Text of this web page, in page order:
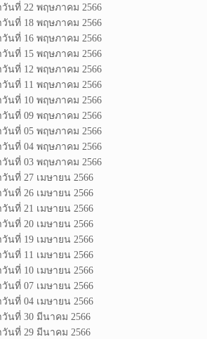
นที่ 22 พฤษภาคม 2566
นที่ 18 พฤษภาคม 2566
นที่ 16 พฤษภาคม 2566
นที่ 15 พฤษภาคม 2566
นที่ 12 พฤษภาคม 2566
นที่ 11 พฤษภาคม 2566
นที่ 10 พฤษภาคม 2566
นที่ 09 พฤษภาคม 2566
นที่ 05 พฤษภาคม 2566
นที่ 04 พฤษภาคม 2566
นที่ 03 พฤษภาคม 2566
นที่ 27 เมษายน 2566
นที่ 26 เมษายน 2566
นที่ 21 เมษายน 2566
นที่ 20 เมษายน 2566
นที่ 19 เมษายน 2566
นที่ 11 เมษายน 2566
นที่ 10 เมษายน 2566
นที่ 07 เมษายน 2566
นที่ 04 เมษายน 2566
นที่ 30 มีนาคม 2566
นที่ 29 มีนาคม 2566